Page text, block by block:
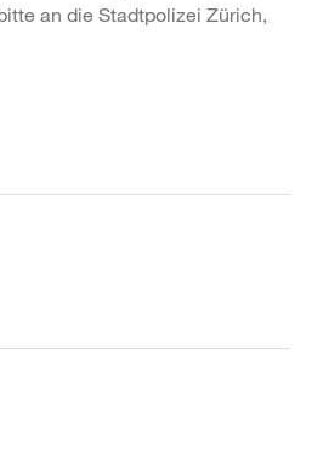
an die Stadtpolizei Zürich,